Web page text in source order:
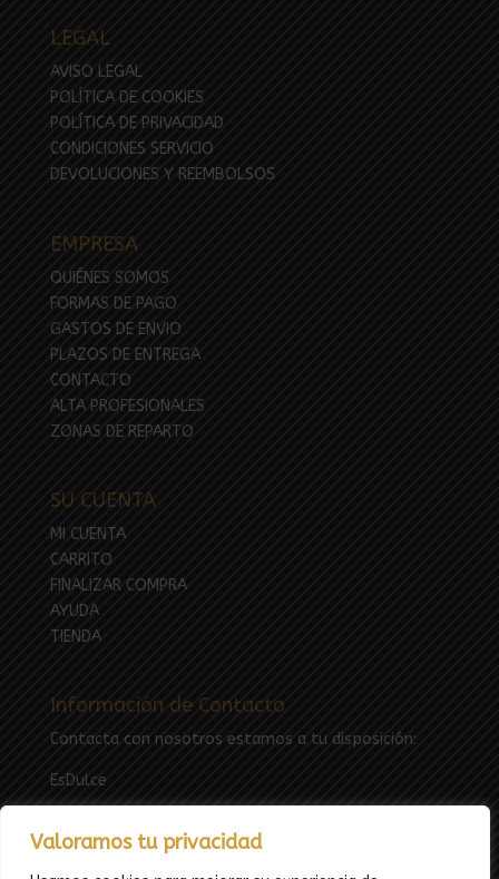
Valoramos tu privacidad
LEGAL
AVISO LEGAL
POLÍTICA DE COOKIES
POLÍTICA DE PRIVACIDAD
CONDICIONES SERVICIO
DEVOLUCIONES Y REEMBOLSOS
EMPRESA
QUIÉNES SOMOS
FORMAS DE PAGO
GASTOS DE ENVIO
PLAZOS DE ENTREGA
CONTACTO
ALTA PROFESIONALES
ZONAS DE REPARTO
SU CUENTA
MI CUENTA
CARRITO
FINALIZAR COMPRA
AYUDA
TIENDA
Información de Contacto
Contacta con nosotros estamos a tu disposición:
EsDulce